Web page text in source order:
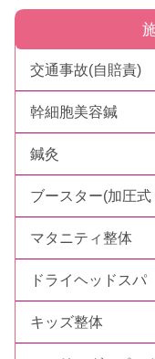
交通事故(自賠責)
幹細胞美容鍼
鍼灸
ブースター(加圧
マタニティ整体
ドライヘッドスパ
キッズ整体